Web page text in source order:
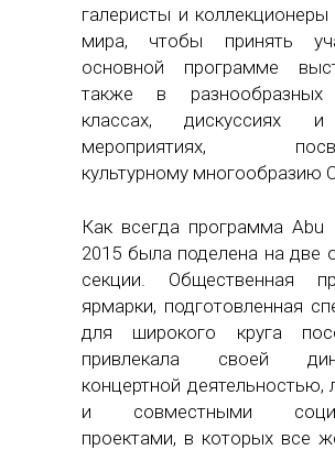
галеристы и коллекционеры
мира, чтобы принять
основной программе
также в разнообразных
классах, дискуссиях
мероприятиях,
культурному многообразию
Как всегда программа Abu
2015 была поделена на две
секции. Общественная
ярмарки, подготовленная
для широкого круга
привлекала своей
концертной деятельностью,
и совместными
проектами, в которых все